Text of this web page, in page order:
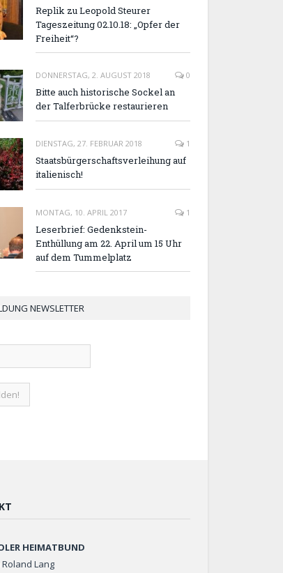
Replik zu Leopold Steurer
Tageszeitung 02.10.18: „Opfer der
Freiheit“?
DONNERSTAG, 2. AUGUST 2018 0
Bitte auch historische Sockel an
der Talferbrücke restaurieren
DIENSTAG, 27. FEBRUAR 2018 1
Staatsbürgerschaftsverleihung auf
italienisch!
MONTAG, 10. APRIL 2017 1
Leserbrief: Gedenkstein-
Enthüllung am 22. April um 15 Uhr
auf dem Tummelplatz
NEWSLETTER
HEIMATBUND
Lang